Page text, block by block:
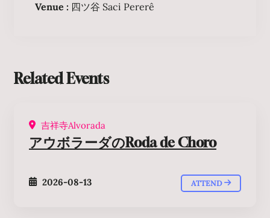
Venue : 四ツ谷 Saci Pererê
Related Events
吉祥寺Alvorada
アウボラーダのRoda de Choro
2026-08-13 ATTEND